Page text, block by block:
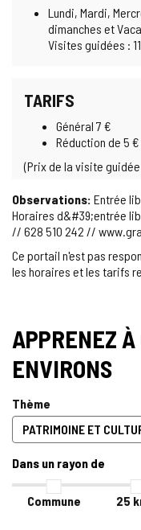
Lundi, Mardi,
dimanches et
Visites guidées :
TARIFS
Général 7 €
Réduction de 5 €
(Prix ​​de la visite
Observations: Entrée
Horaires d&#39;entrée
// 628 510 242 //
Ce portail n'est pas
les horaires et les tarifs
APPRENEZ
ENVIRONS
Thème
Dans un rayon de
Commune 25